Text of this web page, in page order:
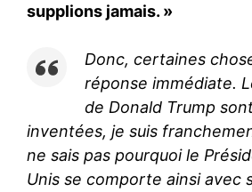
supplions jamais. »
Donc, certaines
réponse immédiate.
de Donald Trump
inventées, je suis
ne sais pas pourquoi le
Unis se comporte ainsi avec